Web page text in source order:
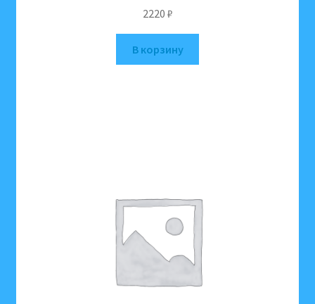
2220 ₽
В корзину